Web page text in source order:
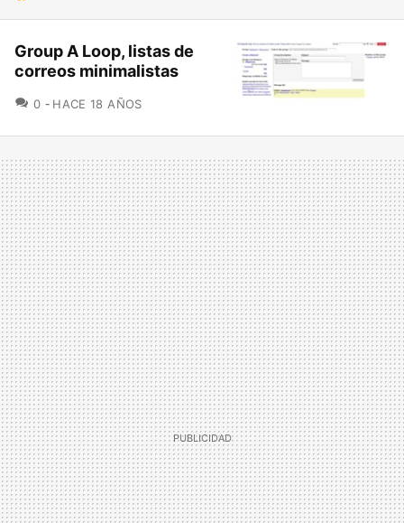
Group A Loop, listas de
correos minimalistas
0 COMENTARIOS
HACE 18 AÑOS